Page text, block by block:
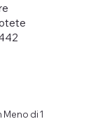
di 1